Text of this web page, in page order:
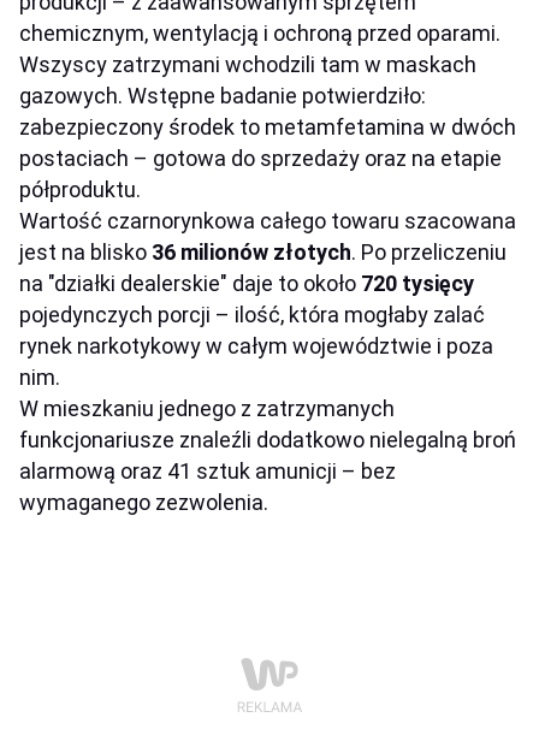
chemicznym, wentylacją i ochroną przed oparami.
Wszyscy zatrzymani wchodzili tam w maskach
gazowych. Wstępne badanie potwierdziło:
zabezpieczony środek to metamfetamina w dwóch
postaciach – gotowa do sprzedaży oraz na etapie
półproduktu.
Wartość czarnorynkowa całego towaru szacowana
jest na blisko 36 milionów złotych. Po przeliczeniu
na "działki dealerskie" daje to około 720 tysięcy
pojedynczych porcji – ilość, która mogłaby zalać
rynek narkotykowy w całym województwie i poza
nim.
W mieszkaniu jednego z zatrzymanych
funkcjonariusze znaleźli dodatkowo nielegalną broń
alarmową oraz 41 sztuk amunicji – bez
wymaganego zezwolenia.